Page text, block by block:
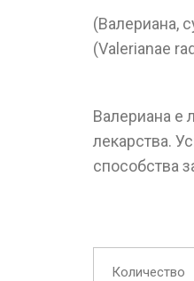
(Валериана,
(Valerianae
Валериана е
лекарства.
способства
Количество